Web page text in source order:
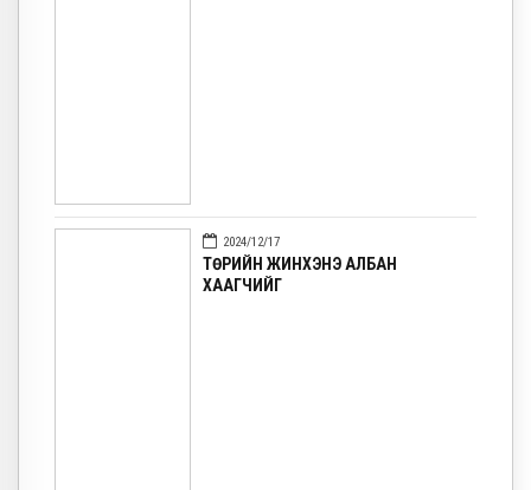
2024/12/17
ТӨРИЙН ЖИНХЭНЭ АЛБАН
ХААГЧИЙГ